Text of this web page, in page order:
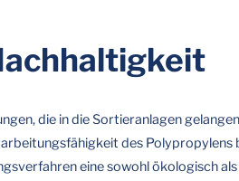
die in die Sortieranlagen
des Polypropylens
eine sowohl ökologisch